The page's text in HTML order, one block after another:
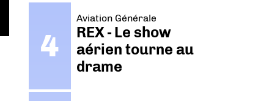
Aviation Générale
REX - Le show
aérien tourne au
drame